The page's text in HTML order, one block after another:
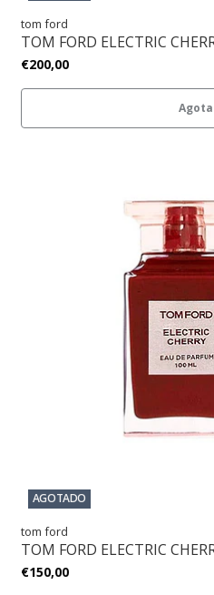
tom ford
TOM FORD ELECTRIC
€200,00
AGOTADO
tom ford
TOM FORD ELECTRIC
€150,00